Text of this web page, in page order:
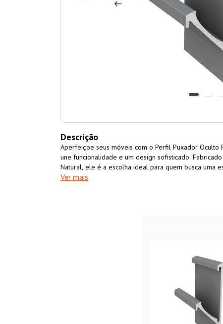
Descrição
Aperfeiçoe seus móveis com o Perfil Puxador Oculto
une funcionalidade e um design sofisticado.
Natural, ele é a escolha ideal para quem busca uma
grande diferencial deste perfil é o encaixe para fita
projetos, garantindo um resultado final limpo,
Ver mais